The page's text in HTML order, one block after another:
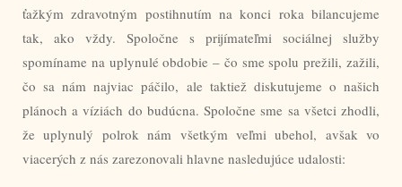
ťažkým zdravotným postihnutím na konci roka bilancujeme
tak, ako vždy. Spoločne s prijímateľmi sociálnej služby
spomíname na uplynulé obdobie – čo sme spolu prežili, zažili,
čo sa nám najviac páčilo, ale taktiež diskutujeme o našich
plánoch a víziách do budúcna. Spoločne sme sa všetci zhodli,
že uplynulý polrok nám všetkým veľmi ubehol, avšak vo
viacerých z nás zarezonovali hlavne nasledujúce udalosti: